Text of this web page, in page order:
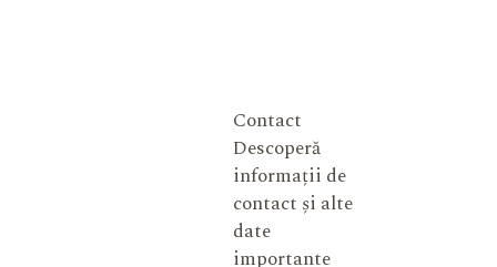
Contact
Descoperă
informații de
contact și alte
date
importante